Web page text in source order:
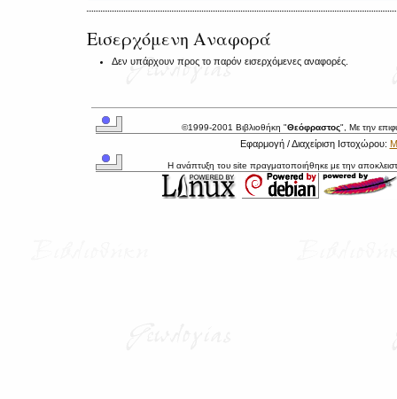
Εισερχόμενη Αναφορά
Δεν υπάρχουν προς το παρόν εισερχόμενες αναφορές.
©1999-2001 Βιβλιοθήκη "Θεόφραστος", Με την
Εφαρμογή / Διαχείριση Ιστοχώρου:
Η ανάπτυξη του site πραγματοποιήθηκε με την